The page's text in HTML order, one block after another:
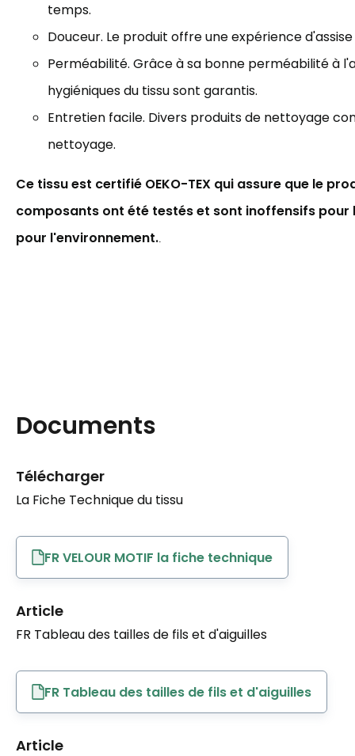
temps.
Douceur. Le produit offre une expérience
Perméabilité. Grâce à sa bonne perméabilité à
hygiéniques du tissu sont garantis.
Entretien facile. Divers produits de nettoyage
nettoyage.
Ce tissu est certifié OEKO-TEX qui assure que le
composants ont été testés et sont inoffensifs pour
pour l'environnement..
Documents
Télécharger
La Fiche Technique du tissu
FR VELOUR MOTIF la fiche technique
Article
FR Tableau des tailles de fils et d'aiguilles
FR Tableau des tailles de fils et d'aiguilles
Article